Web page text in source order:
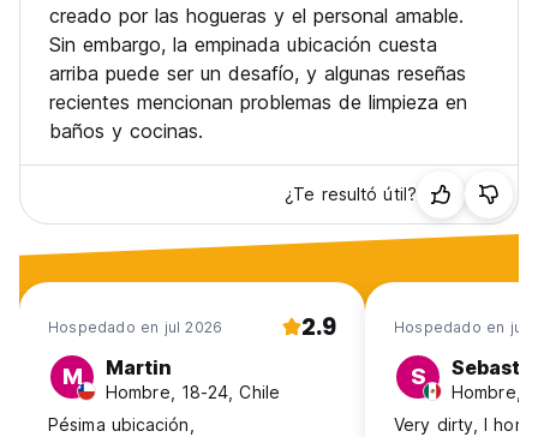
creado por las hogueras y el personal amable.
Sin embargo, la empinada ubicación cuesta
arriba puede ser un desafío, y algunas reseñas
recientes mencionan problemas de limpieza en
baños y cocinas.
¿Te resultó útil?
Hospedado en jul 2026 2.9
M Martin
Hombre, 18-24, Chile
Pésima ubicación,
Hospedado en jun
S
Hombre,
Very dirty, I